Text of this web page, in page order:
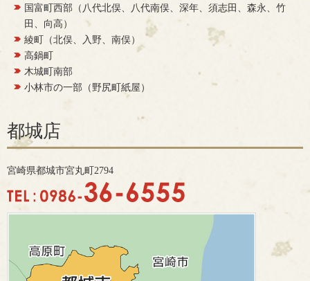
国富町西部（八代北俣、八代南俣、深年、須志田、森永、竹
田、向高）
綾町（北俣、入野、南俣）
高鍋町
木城町南部
小林市の一部（野尻町紙屋）
都城店
宮崎県都城市宮丸町2794